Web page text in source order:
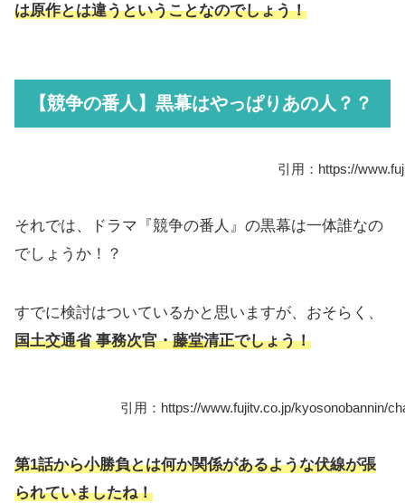
は原作とは違うということなのでしょう！
【競争の番人】黒幕はやっぱりあの人？？
引用：https://
それでは、ドラマ『競争の番人』の黒幕は一体誰なの
でしょうか！？
すでに検討はついているかと思いますが、おそらく、
国土交通省 事務次官・藤堂清正でしょう！
引用：https://www.fujitv.co.jp/kyosonobannin/
第1話から小勝負とは何か関係があるような伏線が張
られていましたね！